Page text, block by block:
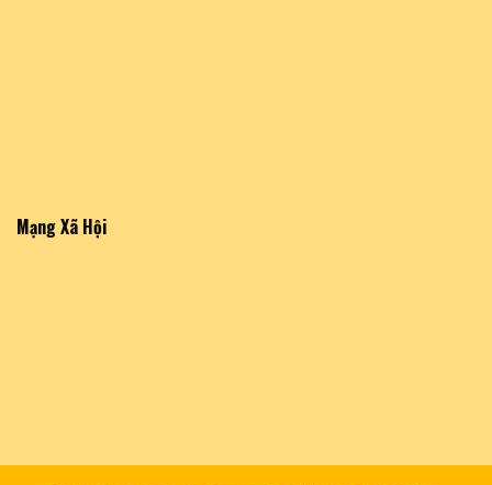
Mạng Xã Hội